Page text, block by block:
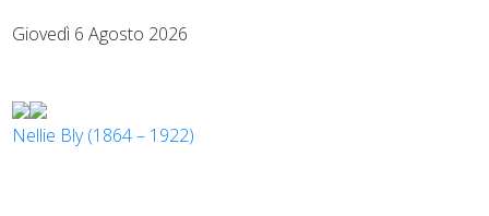
Giovedì 6 Agosto 2026
Nellie Bly (1864 – 1922)